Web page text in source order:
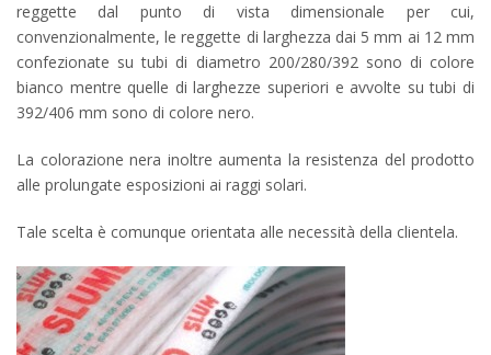
reggette dal punto di vista dimensionale per cui,
convenzionalmente, le reggette di larghezza dai 5 mm ai 12 mm
confezionate su tubi di diametro 200/280/392 sono di colore
bianco mentre quelle di larghezze superiori e avvolte su tubi di
392/406 mm sono di colore nero.
La colorazione nera inoltre aumenta la resistenza del prodotto
alle prolungate esposizioni ai raggi solari.
Tale scelta è comunque orientata alle necessità della clientela.